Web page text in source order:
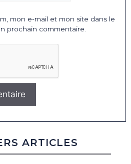
mon e-mail et mon site dans le
prochain commentaire.
ARTICLES